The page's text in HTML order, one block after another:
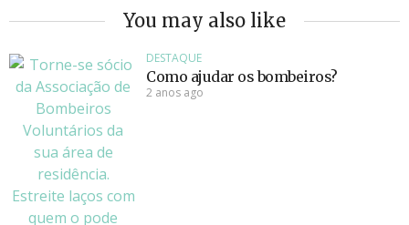
You may also like
DESTAQUE
Como ajudar os bombeiros?
2 anos ago